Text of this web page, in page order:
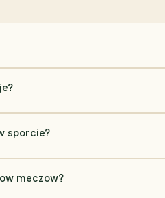
sporcie?
meczow?